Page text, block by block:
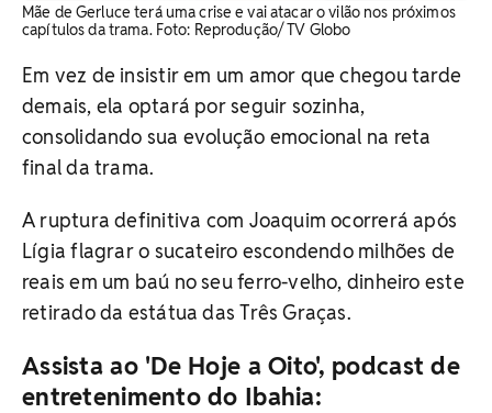
Mãe de Gerluce terá uma crise e vai atacar o vilão nos próximos
capítulos da trama. Foto: Reprodução/ TV Globo
Em vez de insistir em um amor que chegou tarde
demais, ela optará por seguir sozinha,
consolidando sua evolução emocional na reta
final da trama.
A ruptura definitiva com Joaquim ocorrerá após
Lígia flagrar o sucateiro escondendo milhões de
reais em um baú no seu ferro-velho, dinheiro este
retirado da estátua das Três Graças.
Assista ao 'De Hoje a Oito', podcast de
entretenimento do Ibahia: